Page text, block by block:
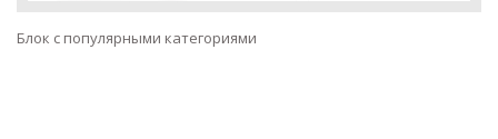
Блок с популярными категориями